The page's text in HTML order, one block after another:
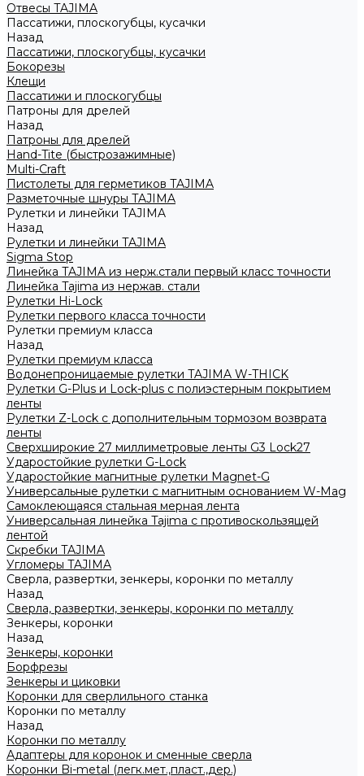
Отвесы TAJIMA
Пассатижи, плоскогубцы, кусачки
Назад
Пассатижи, плоскогубцы, кусачки
Бокорезы
Клещи
Пассатижи и плоскогубцы
Патроны для дрелей
Назад
Патроны для дрелей
Hand-Tite (быстрозажимные)
Multi-Craft
Пистолеты для герметиков TAJIMA
Разметочные шнуры TAJIMA
Рулетки и линейки TAJIMA
Назад
Рулетки и линейки TAJIMA
Sigma Stop
Линейка TAJIMA из нерж.стали первый класс точности
Линейка Tajima из нержав. стали
Рулетки Hi-Lock
Рулетки первого класса точности
Рулетки премиум класса
Назад
Рулетки премиум класса
Водонепроницаемые рулетки TAJIMA W-THICK
Рулетки G-Plus и Lock-plus с полиэстерным покрытием
ленты
Рулетки Z-Lock с дополнительным тормозом возврата
ленты
Сверхширокие 27 миллиметровые ленты G3 Lock27
Ударостойкие рулетки G-Lock
Ударостойкие магнитные рулетки Magnet-G
Универсальные рулетки с магнитным основанием W-Mag
Самоклеющаяся стальная мерная лента
Универсальная линейка Tajima с противоскользящей
лентой
Скребки TAJIMA
Угломеры TAJIMA
Сверла, развертки, зенкеры, коронки по металлу
Назад
Сверла, развертки, зенкеры, коронки по металлу
Зенкеры, коронки
Назад
Зенкеры, коронки
Борфрезы
Зенкеры и циковки
Коронки для сверлильного станка
Коронки по металлу
Назад
Коронки по металлу
Адаптеры для коронок и сменные сверла
Коронки Bi-metal (легк.мет.,пласт.,дер.)